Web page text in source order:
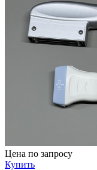
Цена по запросу
Купить